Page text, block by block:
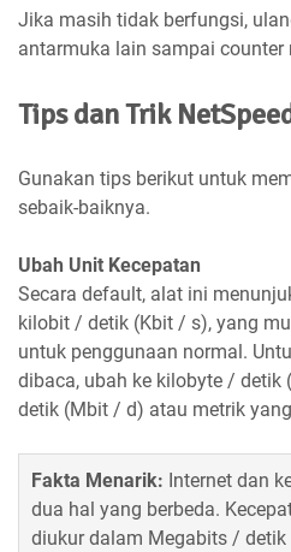
Jika masih tidak berfungsi,
antarmuka lain sampai counter
Tips dan Trik
Gunakan tips berikut untuk
sebaik-baiknya.
Ubah Unit Kecepatan
Secara default, alat ini
kilobit / detik (Kbit / s), yang
untuk penggunaan normal.
dibaca, ubah ke kilobyte /
detik (Mbit / d) atau metrik
Fakta Menarik: Internet dan
dua hal yang berbeda.
diukur dalam Megabits /